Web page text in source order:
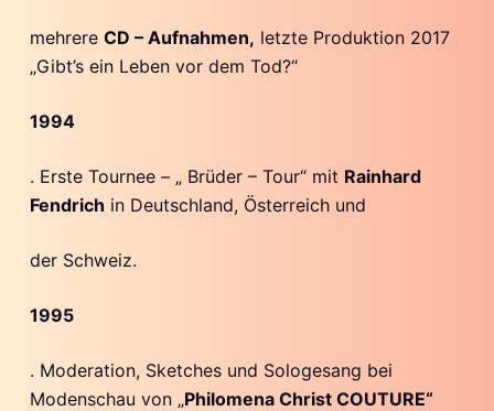
mehrere CD – Aufnahmen, letzte Produktion 2017
„Gibt’s ein Leben vor dem Tod?“
1994
. Erste Tournee – „ Brüder – Tour“ mit Rainhard
Fendrich in Deutschland, Österreich und
der Schweiz.
1995
. Moderation, Sketches und Sologesang bei
Modenschau von „Philomena Christ COUTURE“